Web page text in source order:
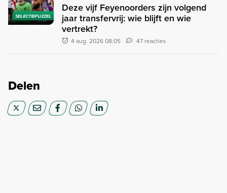
SELECTIEPUZZEL
Deze vijf Feyenoorders zijn volgend
jaar transfervrij: wie blijft en wie
vertrekt?
4 aug. 2026 08:05 47 reacties
Delen